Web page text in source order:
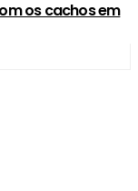
os cachos em